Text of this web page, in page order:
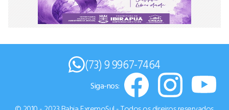
(73) 9 9967-7464
Siga-nos: